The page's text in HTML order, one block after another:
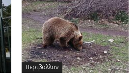
Περιβάλλον